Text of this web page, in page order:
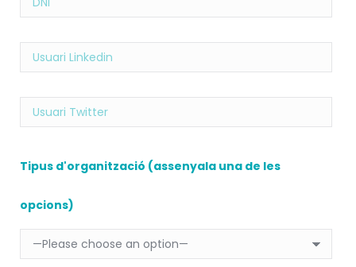
Tipus d'organització (assenyala una de les
opcions)